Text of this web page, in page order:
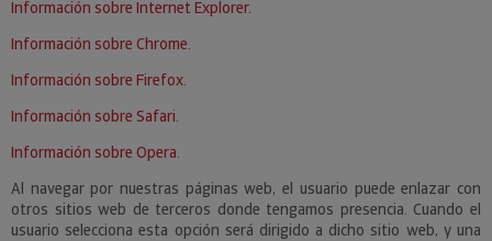
Información sobre Internet Explorer.
Información sobre Chrome.
Información sobre Firefox.
Información sobre Safari.
Información sobre Opera.
Al navegar por nuestras páginas web, el usuario puede enlazar con
otros sitios web de terceros donde tengamos presencia. Cuando el
usuario selecciona esta opción será dirigido a dicho sitio web, y una